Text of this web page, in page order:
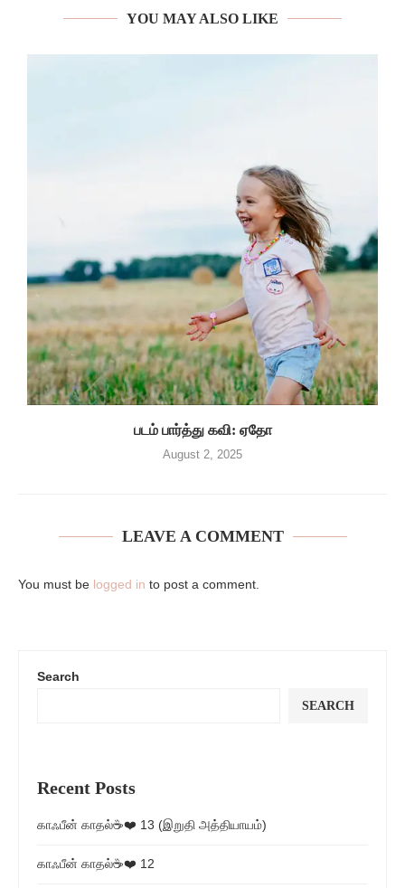
YOU MAY ALSO LIKE
படம் பார்த்து கவி: ஏதோ
August 2, 2025
LEAVE A COMMENT
You must be logged in to post a comment.
Search
SEARCH
Recent Posts
காஃபீன் காதல்☕❤️ 13 (இறுதி அத்தியாயம்)
காஃபீன் காதல்☕❤️ 12